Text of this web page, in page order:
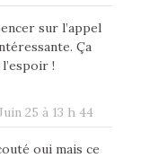
sur l’appel
Ça
!
25 à 13 h 44
oui mais ce